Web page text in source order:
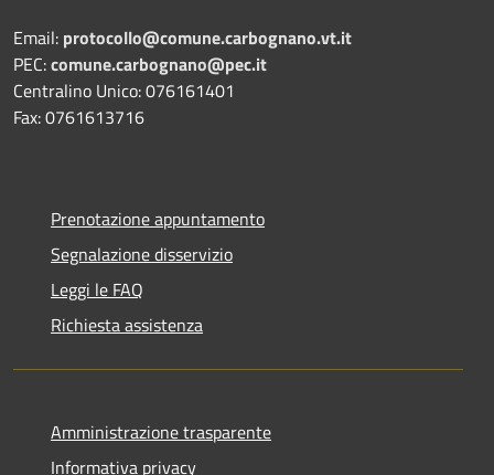
Email: protocollo@comune.carbognano.vt.it
PEC:comune.carbognano@pec.it
Centralino Unico: 076161401
Fax: 0761613716
Prenotazione appuntamento
Segnalazione disservizio
Leggi le FAQ
Richiesta assistenza
Amministrazione trasparente
Informativa privacy